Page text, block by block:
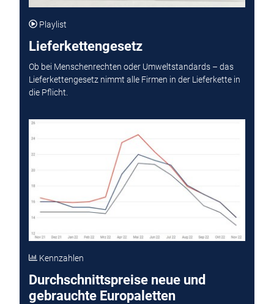
Playlist
Lieferkettengesetz
Ob bei Menschenrechten oder Umweltstandards – das
Lieferkettengesetz nimmt alle Firmen in der Lieferkette in
die Pflicht.
Kennzahlen
Durchschnittspreise neue und
gebrauchte Europaletten